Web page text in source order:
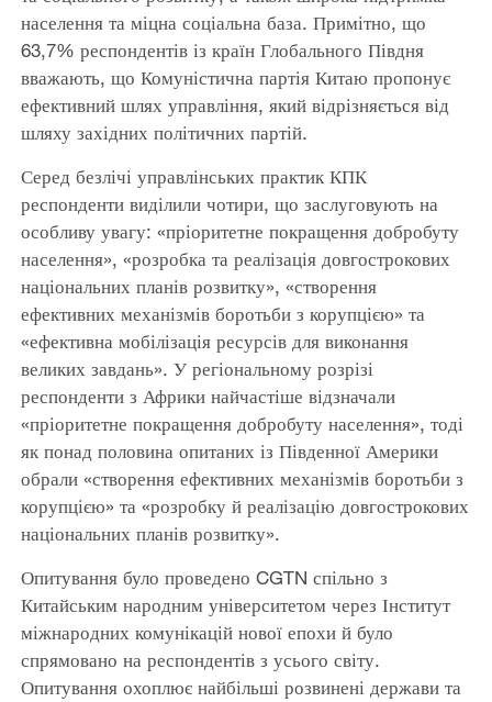
населення та міцна соціальна база. Примітно, що
63,7% респондентів із країн Глобального Півдня
вважають, що Комуністична партія Китаю пропонує
ефективний шлях управління, який відрізняється від
шляху західних політичних партій.
Серед безлічі управлінських практик КПК
респонденти виділили чотири, що заслуговують на
особливу увагу: «пріоритетне покращення добробуту
населення», «розробка та реалізація довгострокових
національних планів розвитку», «створення
ефективних механізмів боротьби з корупцією» та
«ефективна мобілізація ресурсів для виконання
великих завдань». У регіональному розрізі
респонденти з Африки найчастіше відзначали
«пріоритетне покращення добробуту населення», тоді
як понад половина опитаних із Південної Америки
обрали «створення ефективних механізмів боротьби з
корупцією» та «розробку й реалізацію довгострокових
національних планів розвитку».
Опитування було проведено CGTN спільно з
Китайським народним університетом через Інститут
міжнародних комунікацій нової епохи й було
спрямовано на респондентів з усього світу.
Опитування охоплює найбільші розвинені держави та